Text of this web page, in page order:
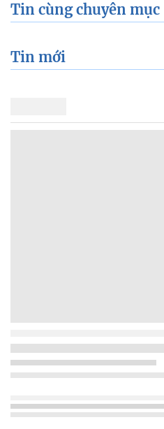
Tin cùng chuyên mục
Tin mới